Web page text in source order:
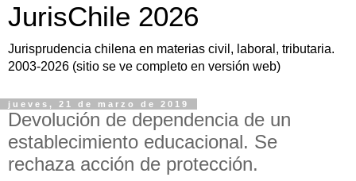
JurisChile 2026
Jurisprudencia chilena en materias civil, laboral, tributaria.
2003-2026 (sitio se ve completo en versión web)
jueves, 21 de marzo de 2019
Devolución de dependencia de un
establecimiento educacional. Se
rechaza acción de protección.